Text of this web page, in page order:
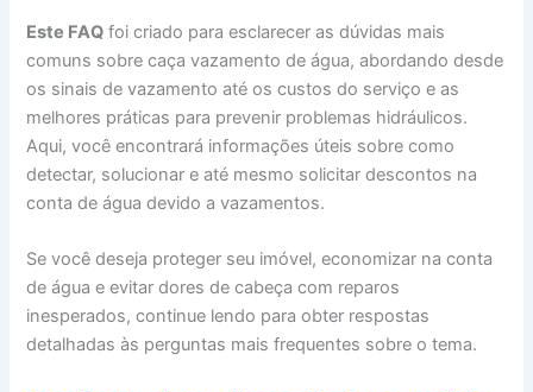
Este FAQ foi criado para esclarecer as dúvidas mais
comuns sobre caça vazamento de água, abordando desde
os sinais de vazamento até os custos do serviço e as
melhores práticas para prevenir problemas hidráulicos.
Aqui, você encontrará informações úteis sobre como
detectar, solucionar e até mesmo solicitar descontos na
conta de água devido a vazamentos.
Se você deseja proteger seu imóvel, economizar na conta
de água e evitar dores de cabeça com reparos
inesperados, continue lendo para obter respostas
detalhadas às perguntas mais frequentes sobre o tema.